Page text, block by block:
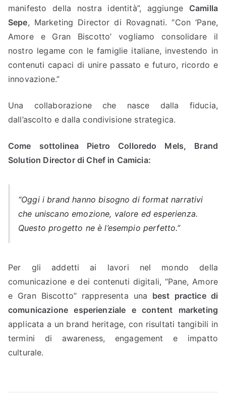
manifesto della nostra identità”, aggiunge Camilla
Sepe, Marketing Director di Rovagnati. “Con ‘Pane,
Amore e Gran Biscotto’ vogliamo consolidare il
nostro legame con le famiglie italiane, investendo in
contenuti capaci di unire passato e futuro, ricordo e
innovazione.”
Una collaborazione che nasce dalla fiducia,
dall’ascolto e dalla condivisione strategica.
Come sottolinea Pietro Colloredo Mels, Brand
Solution Director di Chef in Camicia:
“Oggi i brand hanno bisogno di format narrativi
che uniscano emozione, valore ed esperienza.
Questo progetto ne è l’esempio perfetto.”
Per gli addetti ai lavori nel mondo della
comunicazione e dei contenuti digitali, “Pane, Amore
e Gran Biscotto” rappresenta una best practice di
comunicazione esperienziale e content marketing
applicata a un brand heritage, con risultati tangibili in
termini di awareness, engagement e impatto
culturale.